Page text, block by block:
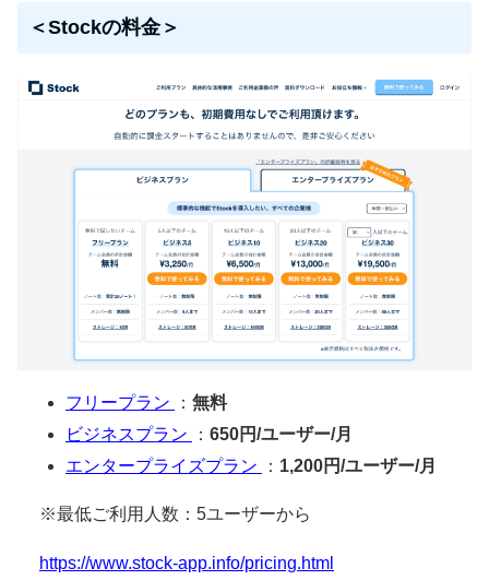
＜Stockの料金＞
フリープラン ： 無料
ビジネスプラン
： 650円/ユーザー/月
エンタープライズプラン
： 1,200円/ユーザー/月
※最低ご利用人数：5ユーザーから
https://www.stock-app.info/pricing.html